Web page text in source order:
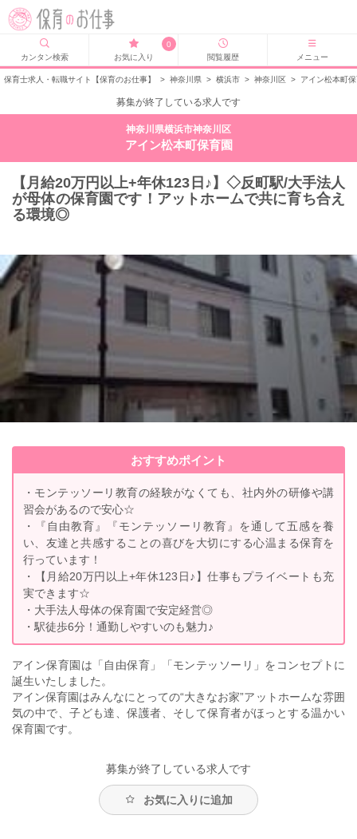
カンタン検索
0
お気に入り
閲覧履歴 メニュー
保育士求人・転職サイト【保育のお仕事】 > 神奈川県 > 横浜市 > 神奈川区 > アイン松本町
募集が終了している求人です
神奈川県横浜市神奈川区
アイン松本町保育園
【月給20万円以上+年休123日♪】◇反町駅/大手法人
が母体の保育園です！アットホームで共に育ち合え
る環境◎
おすすめポイント
・モンテッソーリ教育の経験がなくても、社内外の研修や講
習会があるので安心☆
・『自由教育』『モンテッソーリ教育』を通して五感を養
い、友達と共感することの喜びを大切にする心温まる保育を
行っています！
・【月給20万円以上+年休123日♪】仕事もプライベートも充
実できます☆
・大手法人母体の保育園で安定経営◎
・駅徒歩6分！通勤しやすいのも魅力♪
アイン保育園は「自由保育」「モンテッソーリ」をコンセプトに
誕生いたしました。
アイン保育園はみんなにとっての“大きなお家”アットホームな雰囲
気の中で、子ども達、保護者、そして保育者がほっとする温かい
保育園です。
募集が終了している求人です
お気に入りに追加